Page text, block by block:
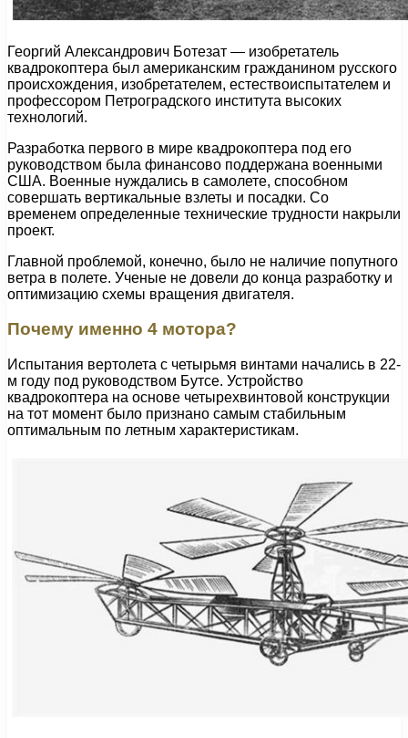
Георгий Александрович Ботезат — изобретатель
квадрокоптера был американским гражданином русского
происхождения, изобретателем, естествоиспытателем и
профессором Петроградского института высоких
технологий.
Разработка первого в мире квадрокоптера под его
руководством была финансово поддержана военными
США. Военные нуждались в самолете, способном
совершать вертикальные взлеты и посадки. Со
временем определенные технические трудности накрыли
проект.
Главной проблемой, конечно, было не наличие попутного
ветра в полете. Ученые не довели до конца разработку и
оптимизацию схемы вращения двигателя.
Почему именно 4 мотора?
Испытания вертолета с четырьмя винтами начались в 22-
м году под руководством Бутсе. Устройство
квадрокоптера на основе четырехвинтовой конструкции
на тот момент было признано самым стабильным
оптимальным по летным характеристикам.